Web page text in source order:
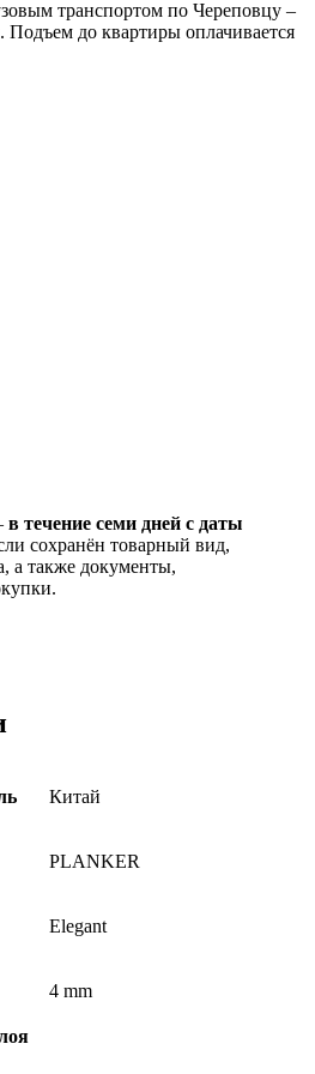
транспортом по Череповцу –
Подъем до квартиры оплачивается
в течение семи дней с даты
сохранён товарный вид,
а также документы,
Китай
PLANKER
Elegant
4 mm